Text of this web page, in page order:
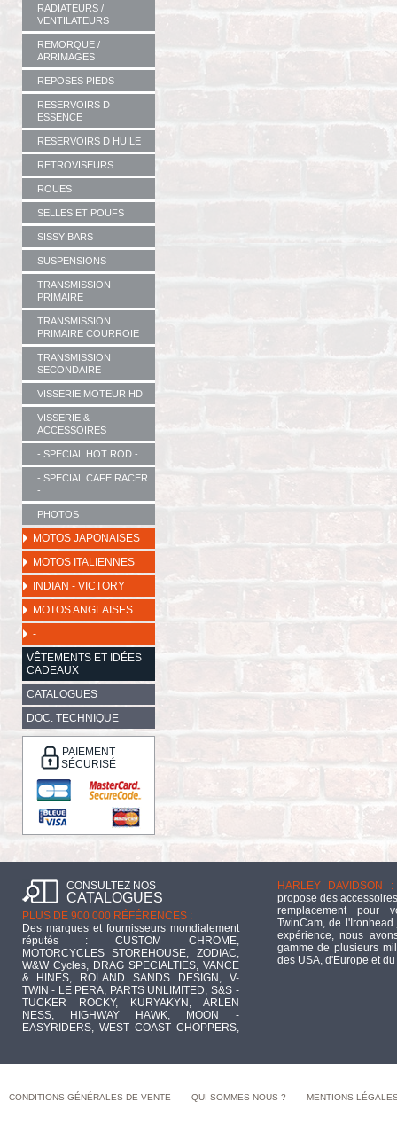
RADIATEURS /
VENTILATEURS
REMORQUE /
ARRIMAGES
REPOSES PIEDS
RESERVOIRS D
ESSENCE
RESERVOIRS D HUILE
RETROVISEURS
ROUES
SELLES ET POUFS
SISSY BARS
SUSPENSIONS
TRANSMISSION
PRIMAIRE
TRANSMISSION
PRIMAIRE COURROIE
TRANSMISSION
SECONDAIRE
VISSERIE MOTEUR HD
VISSERIE &
ACCESSOIRES
- SPECIAL HOT ROD -
- SPECIAL CAFE RACER
-
PHOTOS
MOTOS JAPONAISES
MOTOS ITALIENNES
INDIAN - VICTORY
MOTOS ANGLAISES
-
VÊTEMENTS ET IDÉES
CADEAUX
CATALOGUES
DOC. TECHNIQUE
PAIEMENT
SÉCURISÉ
CONSULTEZ NOS
CATALOGUES
PLUS DE 900 000 RÉFÉRENCES :
Des marques et fournisseurs mondialement
réputés : CUSTOM CHROME,
MOTORCYCLES STOREHOUSE, ZODIAC,
W&W Cycles, DRAG SPECIALTIES, VANCE
& HINES, ROLAND SANDS DESIGN, V-
TWIN - LE PERA, PARTS UNLIMITED, S&S -
TUCKER ROCKY, KURYAKYN, ARLEN
NESS, HIGHWAY HAWK, MOON -
EASYRIDERS, WEST COAST CHOPPERS,
...
HARLEY DAVIDSON :
propose des
remplacement pour
TwinCam, de
expérience, nous
gamme de plusieurs
des USA, d'Europe et
CONDITIONS GÉNÉRALES DE VENTE QUI SOMMES-NOUS ? MENTIONS